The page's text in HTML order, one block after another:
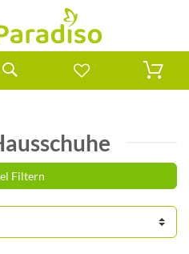
Filtern